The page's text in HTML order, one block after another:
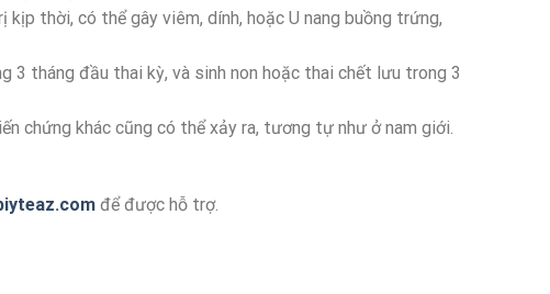
kịp thời, có thể gây viêm, dính, hoặc U nang buồng trứng,
3 tháng đầu thai kỳ, và sinh non hoặc thai chết lưu trong 3
chứng khác cũng có thể xảy ra, tương tự như ở nam giới.
để được hỗ trợ.